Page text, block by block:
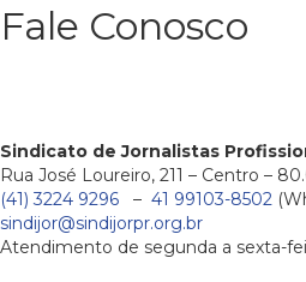
Fale Conosco
Sindicato de Jornalistas
Rua José Loureiro, 211 – Centro –
(41) 3224 9296
– 41 99103-8502
sindijor@sindijorpr.org.br
Atendimento de segunda a sexta-